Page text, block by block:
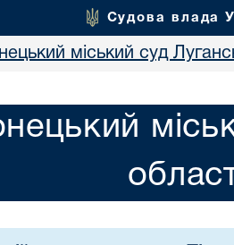
Судова влада
міський суд